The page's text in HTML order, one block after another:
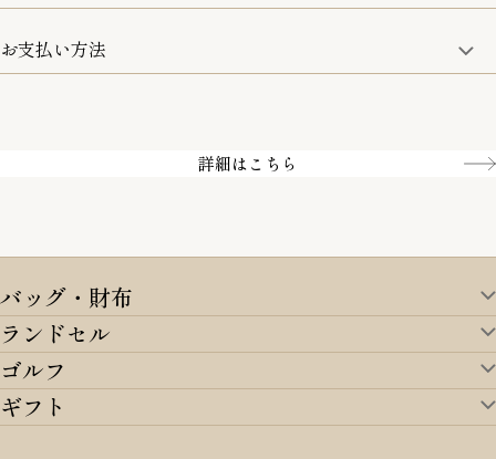
お取寄せ商品を除く
5,500円(税込)以上で全国送料無料となります。
お支払い方法
詳細はこちら
バッグ・財布
バッグ・財布TOP
すべてを見る
アイテムから選ぶ
ランドセル
ランドセルTOP
すべてを見る
ゴルフ
ゴルフTOP
ギフト